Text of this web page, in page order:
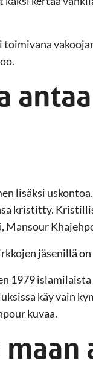
lisäksi
kristitty.
jäsenillä on
1979
käy vain
kuvaa.